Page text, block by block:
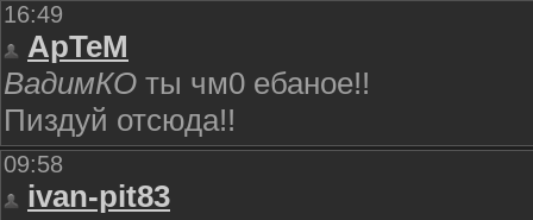
16:49
ApTeM
ВадимКО ты чм0 ебаноe!!
Пиздуй отсюда!!
09:58
ivan-pit83